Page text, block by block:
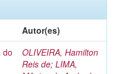
Autor(es)
do
OLIVEIRA, Hamilton
Reis de; LIMA,